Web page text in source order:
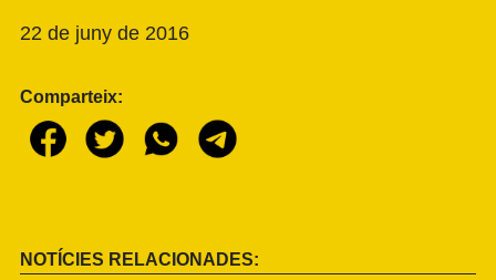
22 de juny de 2016
Comparteix:
NOTÍCIES RELACIONADES: